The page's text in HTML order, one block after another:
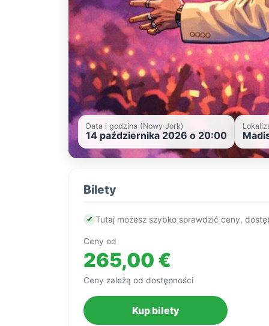
Data i godzina (Nowy Jork)
14 października 2026 o 20:00
Bilety
✔ Tutaj możesz szybko sprawdzić ceny,
Ceny od
265,00 €
Ceny zależą od dostępności
Kup bilety